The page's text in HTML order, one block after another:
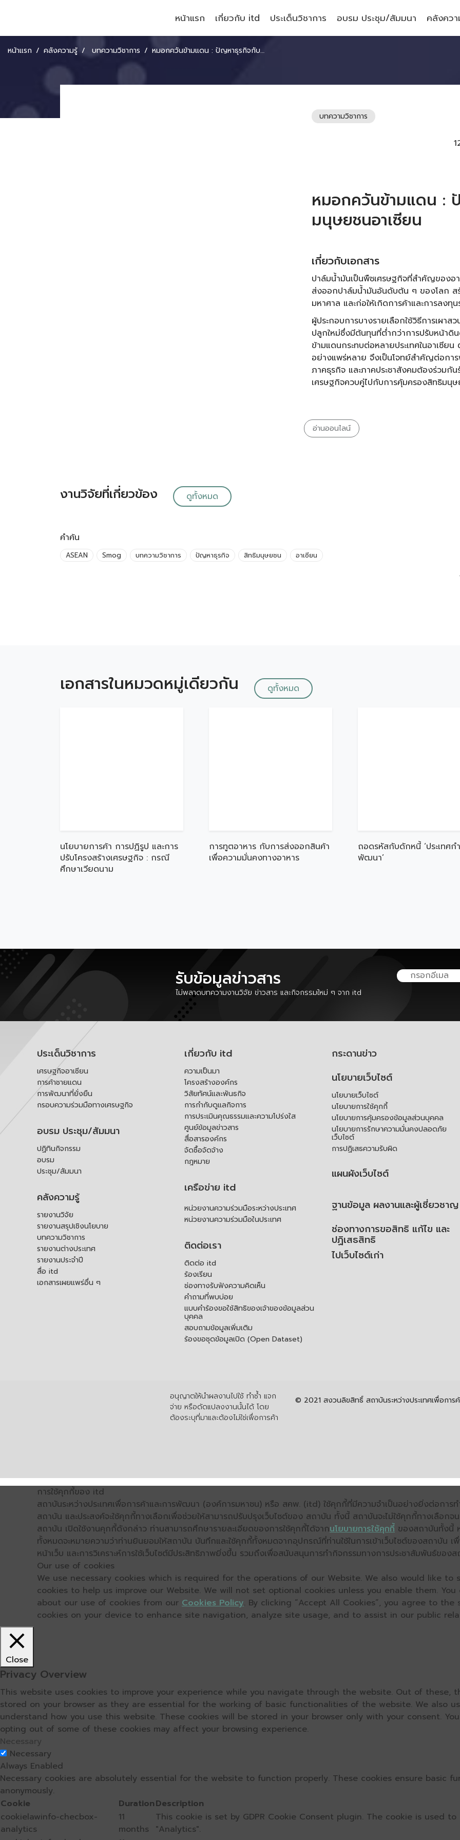
หน้าแรก เกี่ยวกับ itd ประเด็นวิชาการ อบรม ประชุม/สัมมนา คลังคว
หน้าแรก คลังความรู้ บทความวิชาการ หมอกควันข้ามแดน : ปัญหาธุรกิจกับสิทธิมนุษยชนอาเซียน
บทความวิชาการ
หมอกควันข้ามแดน :
มนุษยชนอาเซียน
เกี่ยวกับเอกสาร
ปาล์มน้ำมันเป็นพืชเศรษฐกิจที่สำคัญของอา
ส่งออกปาล์มน้ำมันอันดับต้น ๆ ของโลก ส
มหาศาล และก่อให้เกิดการค้าและการลงทุน
ผู้ประกอบการบางรายเลือกใช้วิธีการเผา
ปลูกใหม่ซึ่งมีต้นทุนที่ต่ำกว่าการปรับหน้า
ข้ามแดนกระทบต่อหลายประเทศในอาเซีย
อย่างแพร่หลาย จึงเป็นโจทย์สำคัญต่อกา
ภาคธุรกิจ และภาคประชาสังคมต้องร่วมกั
เศรษฐกิจควบคู่ไปกับการคุ้มครองสิทธิมนุ
อ่านออนไลน์
งานวิจัยที่เกี่ยวข้อง ดูทั้งหมด
คำค้น
ASEAN Smog บทความวิชาการ ปัญหาธุรกิจ สิทธิมนุษยชน อาเซียน
เอกสารในหมวดหมู่เดียวกัน ดูทั้งหมด
นโยบายการค้า การปฏิรูป และการ
ปรับโครงสร้างเศรษฐกิจ : กรณี
ศึกษาเวียดนาม
การทูตอาหาร กับการส่งออกสินค้า
เพื่อความมั่นคงทางอาหาร
ถอดรหัสกับดักหนี้ ‘ประเทศก
พัฒนา’
รับข้อมูลข่าวสาร
ไม่พลาดบทความงานวิจัย ข่าวสาร และกิจกรรมใหม่ ๆ จาก itd
ประเด็นวิชาการ
เศรษฐกิจอาเซียน
การค้าชายแดน
การพัฒนาที่ยั่งยืน
กรอบความร่วมมือทางเศรษฐกิจ
อบรม ประชุม/สัมมนา
ปฏิทินกิจกรรม
อบรม
ประชุม/สัมมนา
คลังความรู้
รายงานวิจัย
รายงานสรุปเชิงนโยบาย
บทความวิชาการ
รายงานต่างประเทศ
รายงานประจำปี
สื่อ itd
เอกสารเผยแพร่อื่น ๆ
เกี่ยวกับ itd
ความเป็นมา
โครงสร้างองค์กร
วิสัยทัศน์และพันธกิจ
การกำกับดูแลกิจการ
การประเมินคุณธรรมและความโปร่งใส
ศูนย์ข้อมูลข่าวสาร
สื่อสารองค์กร
จัดซื้อจัดจ้าง
กฎหมาย
เครือข่าย itd
หน่วยงานความร่วมมือระหว่างประเทศ
หน่วยงานความร่วมมือในประเทศ
ติดต่อเรา
ติดต่อ itd
ร้องเรียน
ช่องทางรับฟังความคิดเห็น
คำถามที่พบบ่อย
แบบคำร้องขอใช้สิทธิของเจ้าของข้อมูลส่วน
บุคคล
สอบถามข้อมูลเพิ่มเติม
ร้องขอชุดข้อมูลเปิด (Open Dataset)
กระดานข่าว
นโยบายเว็บไซต์
นโยบายเว็บไซต์
นโยบายการใช้คุกกี้
นโยบายการคุ้มครองข้อมูลส่วนบุคคล
นโยบายการรักษาความมั่นคงปลอดภัย
เว็บไซต์
การปฏิเสธความรับผิด
แผนผังเว็บไซต์
ฐานข้อมูล ผลงานและผู้เชี่ยวชาญ
ช่องทางการขอสิทธิ แก้ไข และ
ปฏิเสธสิทธิ
ไปเว็บไซต์เก่า
อนุญาตให้นำผลงานไปใช้ ทำซ้ำ แจก
จ่าย หรือดัดแปลงงานนั้นได้ โดย
ต้องระบุที่มาและต้องไม่ใช่เพื่อการค้า
© 2021 สงวนลิขสิทธิ์ สถาบันระหว่างประเทศเพื่อกา
การใช้คุกกี้ของ itd
สถาบันระหว่างประเทศเพื่อการค้าและการพัฒนา (องค์การมหาชน) หรือ สคพ. (itd) ใช้คุกกี้ที่มีความจำเป็นอย่างยิ่งต่อการ
สถาบัน และประสงค์จะใช้คุกกี้ทางเลือกเพื่อช่วยให้สามารถปรับปรุงเว็บไซต์ของ สถาบัน ทั้งนี้ สถาบันจะไม่ใช้คุกกี้ทางเลือก
สถาบัน เปิดใช้งานคุกกี้ดังกล่าว ท่านสามารถศึกษารายละเอียดของการใช้คุกกี้ได้จากนโยบายการใช้คุกกี้ ของสถาบันทั้งนี้
ทั้งหมดจะหมายความว่าท่านยินยอมให้สถาบัน บันทึกและใช้คุกกี้ทั้งหมดจากอุปกรณ์ที่ท่านใช้ในการเข้าเว็บไซต์ของสถาบัน เพื่
หน้าเว็บ และการวิเคราะห์การใช้เว็บไซต์มีประสิทธิภาพยิ่งขึ้น รวมถึงเพื่อสนับสนุนการทำกิจกรรมทางการประชาสัมพันธ์ของ
Our use of cookies
We use necessary cookies which is required for the operations of our Website. We also would like to
cookies to help us improve our Website. We will not set optional cookies unless you enable them.
about our use of cookies from our Cookies Policy. By clicking “Accept All Cookies”, you agree to
cookies on your device to enhance site navigation, analyze site usage, and to assist in our public
Close
Privacy Overview
This website uses cookies to improve your experience while you navigate through the website. Out of these,
stored on your browser as they are essential for the working of basic functionalities of the website. We also
understand how you use this website. These cookies will be stored in your browser only with your consent.
opting out of some of these cookies may affect your browsing experience.
Necessary
Necessary
Always Enabled
Necessary cookies are absolutely essential for the website to function properly. These cookies ensure basic
anonymously.
Cookie
DurationDescription
cookielawinfo-checbox-
analytics
11
months
This cookie is set by GDPR Cookie Consent plugin. The cookie is used
"Analytics".